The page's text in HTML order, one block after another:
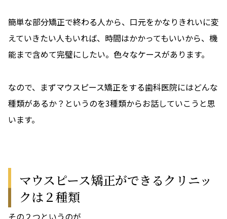
簡単な部分矯正で終わる人から、口元をかなりきれいに変
えていきたい人もいれば、時間はかかってもいいから、機
能まで含めて完璧にしたい。色々なケースがあります。
なので、まずマウスピース矯正をする歯科医院にはどんな
種類があるか？というのを3種類からお話していこうと思
います。
マウスピース矯正ができるクリニッ
クは２種類
その２つというのが